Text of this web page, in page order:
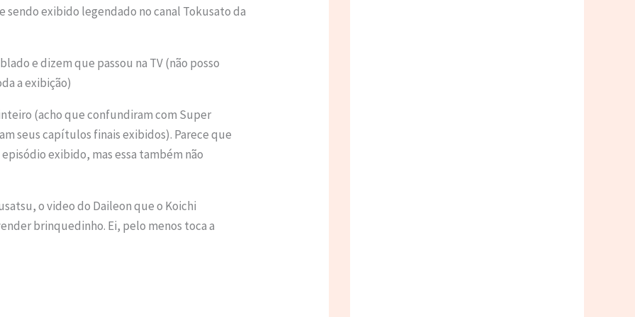
sendo exibido legendado no canal Tokusato da
e dizem que passou na TV (não posso
a exibição)
(acho que confundiram com Super
seus capítulos finais exibidos). Parece que
exibido, mas essa também não
o video do Daileon que o Koichi
brinquedinho. Ei, pelo menos toca a